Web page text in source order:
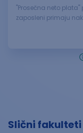
"Prosečna neto
zaposleni primaju
Slični fakulteti